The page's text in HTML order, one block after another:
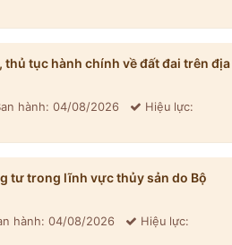
tục hành chính về đất đai trên địa
hành: 04/08/2026 Hiệu lực:
tư trong lĩnh vực thủy sản do Bộ
hành: 04/08/2026 Hiệu lực: